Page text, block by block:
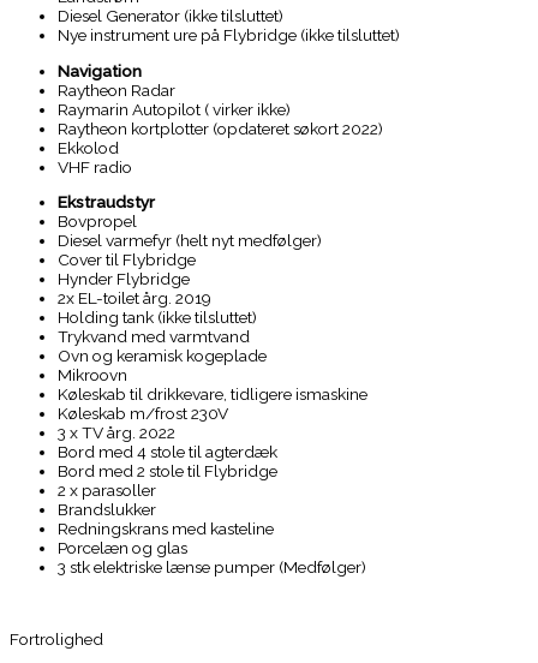
Diesel Generator (ikke tilsluttet)
Nye instrument ure på Flybridge (ikke tilsluttet)
Navigation
Raytheon Radar
Raymarin Autopilot ( virker ikke)
Raytheon kortplotter (opdateret søkort 2022)
Ekkolod
VHF radio
Ekstraudstyr
Bovpropel
Diesel varmefyr (helt nyt medfølger)
Cover til Flybridge
Hynder Flybridge
2x EL-toilet årg. 2019
Holding tank (ikke tilsluttet)
Trykvand med varmtvand
Ovn og keramisk kogeplade
Mikroovn
Køleskab til drikkevare, tidligere ismaskine
Køleskab m/frost 230V
3 x TV årg. 2022
Bord med 4 stole til agterdæk
Bord med 2 stole til Flybridge
2 x parasoller
Brandslukker
Redningskrans med kasteline
Porcelæn og glas
3 stk elektriske lænse pumper (Medfølger)
Fortrolighed